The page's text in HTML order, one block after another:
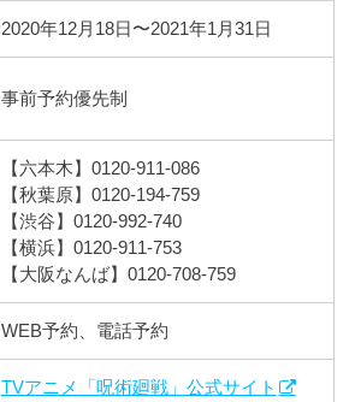
2020年12月18日〜2021年1月31日
事前予約優先制
【六本木】0120-911-086
【秋葉原】0120-194-759
【渋谷】0120-992-740
【横浜】0120-911-753
【大阪なんば】0120-708-759
WEB予約、電話予約
TVアニメ「呪術廻戦」公式サイト